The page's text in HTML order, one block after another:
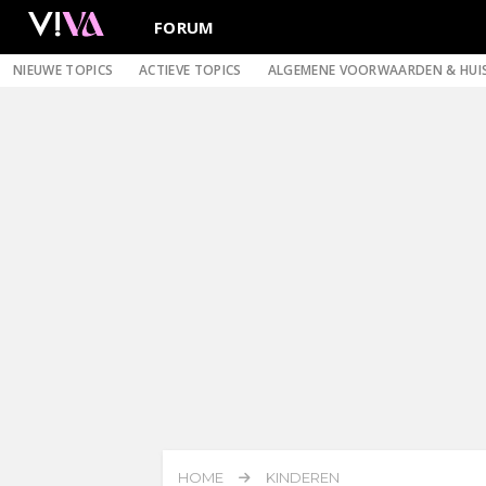
FORUM
NIEUWE TOPICS ACTIEVE TOPICS ALGEMENE VOORWAARDEN &
HOME KINDEREN